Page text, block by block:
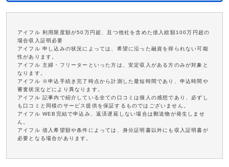
アイフル 利用限度額が50万円超、且つ他社を含めた借入総額100万円超の
場合収入証明必要
アイフル 申し込みの状況によっては、希望に沿った融資を得られない可能
性があります。
アイフル 主婦・フリーターといった方は、安定収入がある方のみが対象と
なります。
アイフル ※申込手続き完了時点から計測した最短時間であり、申込時間や
審査状況などにより異なります。
アイフル 記事内で紹介している全ての口コミは個人の感想であり、必ずし
も口コミと同様のサービス提供を保証するものではございません。
アイフル WEB完結で申込み、返済遅延しない場合は郵送物が発生しませ
ん。
アイフル 借入希望額や条件によっては、身分証明書以外にも収入証明書が
必要となる場合があります。